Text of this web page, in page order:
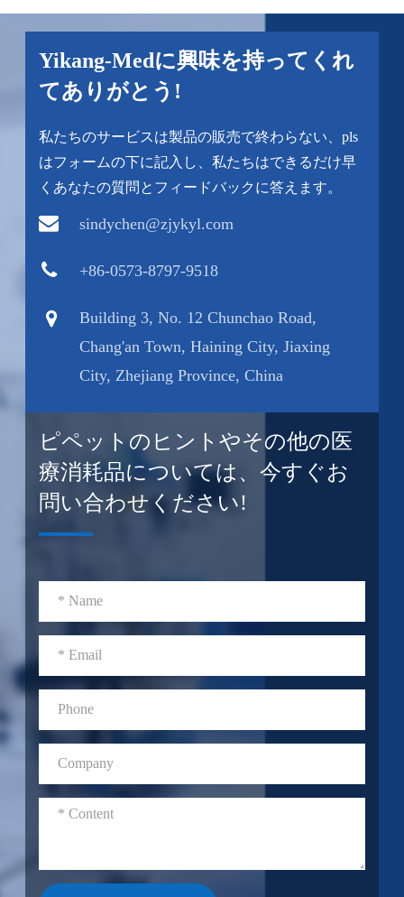
Yikang-Medに興味を持ってくれ
てありがとう!
私たちのサービスは製品の販売で終わらない、pls
はフォームの下に記入し、私たちはできるだけ早
くあなたの質問とフィードバックに答えます。
sindychen@zjykyl.com
+86-0573-8797-9518
Building 3, No. 12 Chunchao Road,
Chang'an Town, Haining City, Jiaxing
City, Zhejiang Province, China
ピペットのヒントやその他の医
療消耗品については、今すぐお
問い合わせください!